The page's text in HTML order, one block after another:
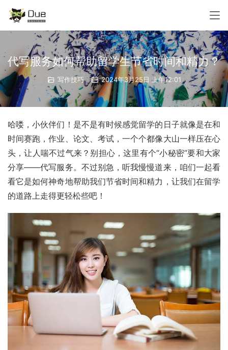
代写服务如何帮助留学生节省时间和精力？
写作技巧 2024年3月25日 上午12:01
哈喽，小伙伴们！是不是有时候感觉留学的日子就像是在和
时间赛跑，作业、论文、考试，一个个都像大山一样压在心
头，让人喘不过气来？别担心，这里有个“小秘密”要和大家
分享——代写服务。不过别急，听我慢慢道来，咱们一起看
看它是如何神奇地帮助我们节省时间和精力，让我们在留学
的道路上走得更轻松些吧！